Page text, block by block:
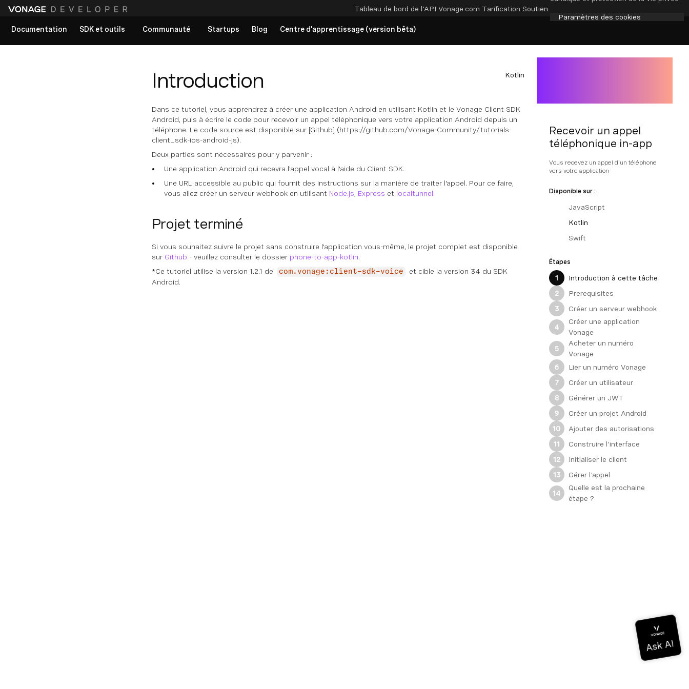
Tableau de bord de l'API Vonage.com Tarification Soutien
Paramètres des cookies
Documentation
SDK et outils Communauté Startups Blog Centre d'apprentissage (version bêta)
Kotlin
Introduction
Dans ce tutoriel, vous apprendrez à créer une application Android en utilisant Kotlin et le Vonage Client SDK
Android, puis à écrire le code pour recevoir un appel téléphonique vers votre application Android depuis un
téléphone. Le code source est disponible sur [Github] (https://github.com/Vonage-Community/tutorials-
client_sdk-ios-android-js).
Deux parties sont nécessaires pour y parvenir :
Une application Android qui recevra l'appel vocal à l'aide du Client SDK.
Une URL accessible au public qui fournit des instructions sur la manière de traiter l'appel. Pour ce faire,
vous allez créer un serveur webhook en utilisant Node.js, Express et localtunnel.
Projet terminé
Si vous souhaitez suivre le projet sans construire l'application vous-même, le projet complet est disponible
sur Github - veuillez consulter le dossier phone-to-app-kotlin.
*Ce tutoriel utilise la version 1.2.1 de
com.vonage:client-sdk-voice
et cible la version 34 du SDK
Android.
Recevoir un appel
téléphonique in-app
Vous recevez un appel d'un téléphone
vers votre application
Disponible sur :
JavaScript
Kotlin
Swift
Étapes
1
Introduction à cette tâche
2
Prerequisites
3
Créer un serveur webhook
4
Créer une application
Vonage
5
Acheter un numéro
Vonage
6
Lier un numéro Vonage
7
Créer un utilisateur
8
Générer un JWT
9
Créer un projet Android
10
Ajouter des autorisations
11
Construire l'interface
12
Initialiser le client
13
Gérer l'appel
14
Quelle est la prochaine
étape ?